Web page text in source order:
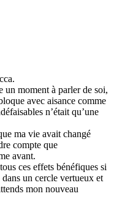
un moment à parler de soi,
avec aisance comme
n’était qu’une
ma vie avait changé
compte que
avant.
ces effets bénéfiques si
un cercle vertueux et
mon nouveau